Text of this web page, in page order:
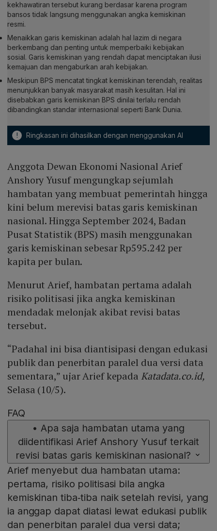
kekhawatiran tersebut kurang berdasar karena program
bansos tidak langsung menggunakan angka kemiskinan
resmi.
Menaikkan garis kemiskinan adalah hal lazim di negara
berkembang dan penting untuk memperbaiki kebijakan
sosial. Garis kemiskinan yang rendah dapat menciptakan ilusi
kemajuan dan mengaburkan arah kebijakan.
Meskipun BPS mencatat tingkat kemiskinan terendah, realitas
menunjukkan banyak masyarakat masih kesulitan. Hal ini
disebabkan garis kemiskinan BPS dinilai terlalu rendah
dibandingkan standar internasional seperti Bank Dunia.
! Ringkasan ini dihasilkan dengan menggunakan AI
Anggota Dewan Ekonomi Nasional Arief
Anshory Yusuf mengungkap sejumlah
hambatan yang membuat pemerintah hingga
kini belum merevisi batas garis kemiskinan
nasional. Hingga September 2024, Badan
Pusat Statistik (BPS) masih menggunakan
garis kemiskinan sebesar Rp595.242 per
kapita per bulan.
Menurut Arief, hambatan pertama adalah
risiko politisasi jika angka kemiskinan
mendadak melonjak akibat revisi batas
tersebut.
“Padahal ini bisa diantisipasi dengan edukasi
publik dan penerbitan paralel dua versi data
sementara,” ujar Arief kepada Katadata.co.id,
Selasa (10/5).
FAQ
• Apa saja hambatan utama yang
diidentifikasi Arief Anshory Yusuf terkait
revisi batas garis kemiskinan nasional?
Arief menyebut dua hambatan utama:
pertama, risiko politisasi bila angka
kemiskinan tiba‑tiba naik setelah revisi, yang
ia anggap dapat diatasi lewat edukasi publik
dan penerbitan paralel dua versi data;